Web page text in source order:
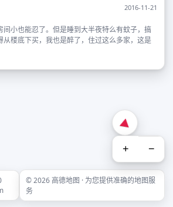
2016-11-21
间小也能忍了。但是睡到大半夜特么有蚊子，搞
从楼底下买，我也是醉了，住过这么多家，这是
+ −
© 2026 高德地图 · 为您提供准确的地图服
务